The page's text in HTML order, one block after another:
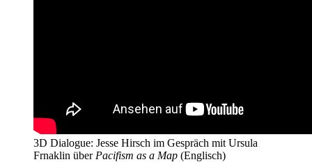
3D Dialogue: Jesse Hirsch im Gespräch mit Ursula
Frnaklin über Pacifism as a Map (Englisch)